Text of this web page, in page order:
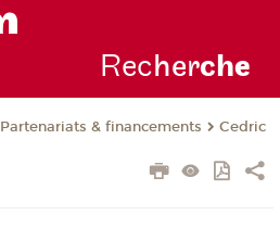
Recherche
Partenariats & financements Cedric